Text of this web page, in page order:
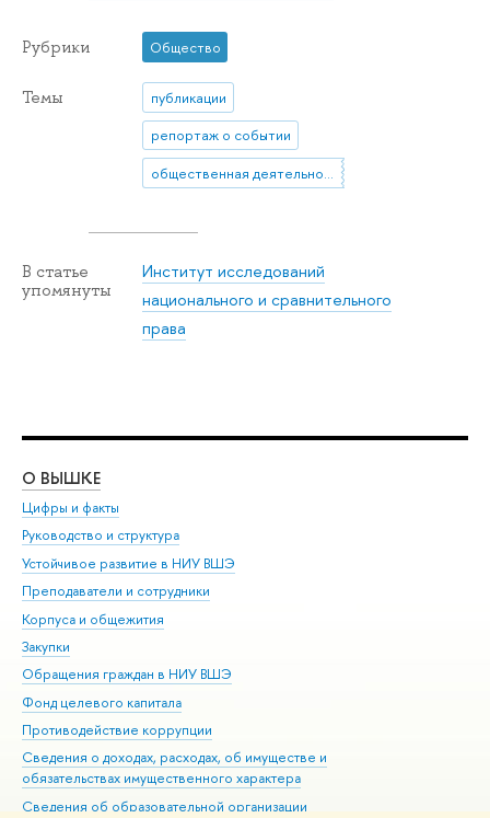
Рубрики Общество
Темы
публикации
репортаж о событии
общественная деятельность
В статье
упомянуты
Институт исследований
национального и сравнительного
права
О ВЫШКЕ
Цифры и факты
Руководство и структура
Устойчивое развитие в НИУ ВШЭ
Преподаватели и сотрудники
Корпуса и общежития
Закупки
Обращения граждан в НИУ ВШЭ
Фонд целевого капитала
Противодействие коррупции
Сведения о доходах, расходах, об имуществе и
обязательствах имущественного характера
Сведения об образовательной организации